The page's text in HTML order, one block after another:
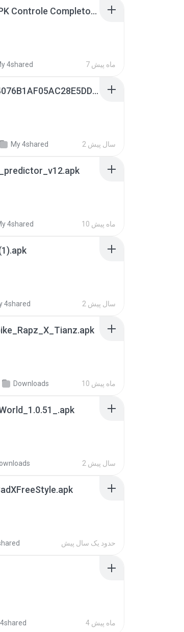
Painel Freestyle APK Controle Completo Para Jogadores.apk
4shared 7 ماه پیش
9f187537_SDOC-4076B1AF05AC28E5DDADC4143E59DB64-07-24-SI. (1).apk
My 4shared 2 سال پیش
4shared 10 ماه پیش
4shared 2 سال پیش
Downloads 10 ماه پیش
2 سال پیش
حدود یک سال پیش
4 ماه پیش